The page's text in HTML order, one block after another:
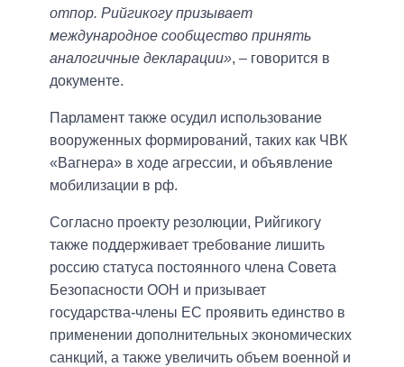
отпор. Рийгикогу призывает
международное сообщество принять
аналогичные декларации», – говорится в
документе.
Парламент также осудил использование
вооруженных формирований, таких как ЧВК
«Вагнера» в ходе агрессии, и объявление
мобилизации в рф.
Согласно проекту резолюции, Рийгикогу
также поддерживает требование лишить
россию статуса постоянного члена Совета
Безопасности ООН и призывает
государства-члены ЕС проявить единство в
применении дополнительных экономических
санкций, а также увеличить объем военной и